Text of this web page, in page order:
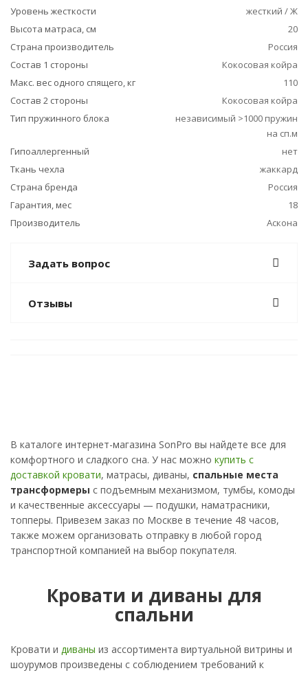
Уровень жесткости
жесткий / Ж
Высота матраса, см
20
Страна производитель
Россия
Состав 1 стороны
Кокосовая койра
Макс. вес одного спящего, кг
110
Состав 2 стороны
Кокосовая койра
Тип пружинного блока
независимый >1000 пружин
на сп.м
Гипоаллергенный
нет
Ткань чехла
жаккард
Страна бренда
Россия
Гарантия, мес
18
Производитель
Аскона
Задать вопрос
Отзывы
В каталоге интернет-магазина SonPro вы найдете все для
комфортного и сладкого сна. У нас можно купить с
доставкой кровати, матрасы, диваны, спальные места
трансформеры с подъемным механизмом, тумбы, комоды
и качественные аксессуары — подушки, наматрасники,
топперы. Привезем заказ по Москве в течение 48 часов,
также можем организовать отправку в любой город
транспортной компанией на выбор покупателя.
Кровати и диваны для
спальни
Кровати и диваны из ассортимента виртуальной витрины и
шоурумов произведены с соблюдением требований к